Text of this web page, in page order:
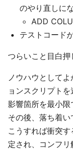
のやり直しに
ADD
テストコード
つらいこと目白押
ノウハウとして
ョンスクリプトを
影響箇所を最小限
その後、落ち着い
こうすれば衝突
定され、コンフリ